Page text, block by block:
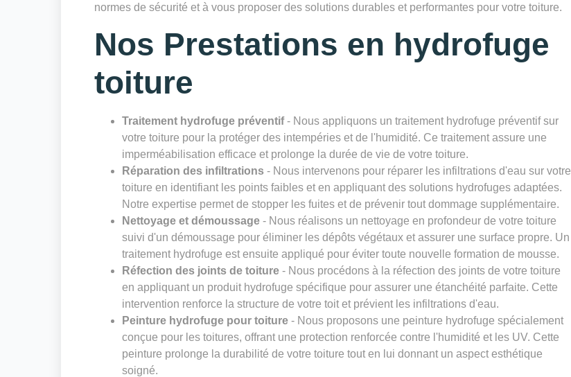
normes de sécurité et à vous proposer des solutions durables et performantes pour votre toiture.
Nos Prestations en hydrofuge
toiture
Traitement hydrofuge préventif- Nous appliquons un traitement hydrofuge préventif sur
votre toiture pour la protéger des intempéries et de l'humidité. Ce traitement assure une
imperméabilisation efficace et prolonge la durée de vie de votre toiture.
Réparation des infiltrations - Nous intervenons pour réparer les infiltrations d'eau sur votre
toiture en identifiant les points faibles et en appliquant des solutions hydrofuges adaptées.
Notre expertise permet de stopper les fuites et de prévenir tout dommage supplémentaire.
Nettoyage et démoussage - Nous réalisons un nettoyage en profondeur de votre toiture
suivi d'un démoussage pour éliminer les dépôts végétaux et assurer une surface propre. Un
traitement hydrofuge est ensuite appliqué pour éviter toute nouvelle formation de mousse.
Réfection des joints de toiture - Nous procédons à la réfection des joints de votre toiture
en appliquant un produit hydrofuge spécifique pour assurer une étanchéité parfaite. Cette
intervention renforce la structure de votre toit et prévient les infiltrations d'eau.
Peinture hydrofuge pour toiture - Nous proposons une peinture hydrofuge spécialement
conçue pour les toitures, offrant une protection renforcée contre l'humidité et les UV. Cette
peinture prolonge la durabilité de votre toiture tout en lui donnant un aspect esthétique
soigné.